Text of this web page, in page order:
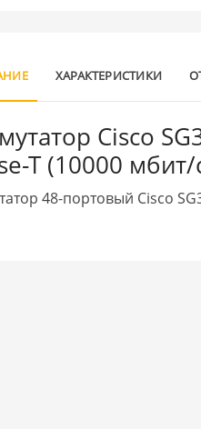
ХАРАКТЕРИСТИКИ
Cisco
T (10000 мбит/
48-портовый Cisco